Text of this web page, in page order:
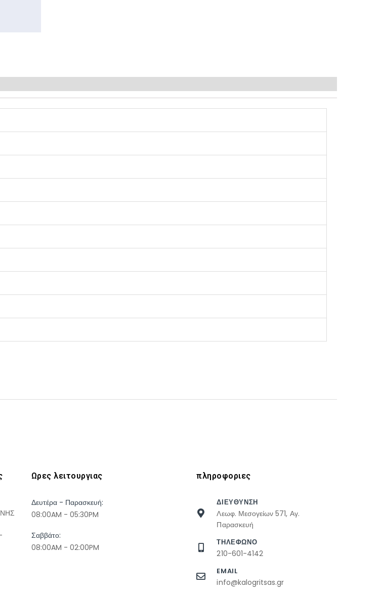
Ωρες λειτουργιας
Δευτέρα - Παρασκευή:
08:00AM - 05:30PM
Σαββάτο:
08:00AM - 02:00PM
πληροφοριες
ΔΙΕΥΘΥΝΣΗ
Λεωφ. Μεσογείων 571, Αγ.
Παρασκευή
ΤΗΛΕΦΩΝΟ
210-601-4142
EMAIL
info@kalogritsas.gr